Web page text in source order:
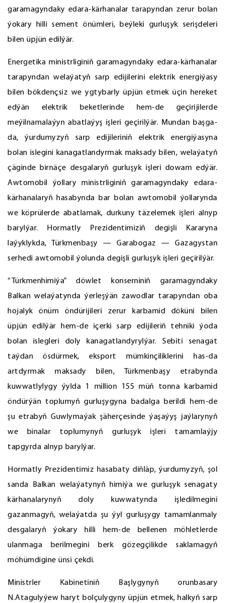
garamagyndaky edara-kärhanalar tarapyndan zerur bolan
ýokary hilli sement önümleri, beýleki gurluşyk serişdeleri
bilen üpjün edilýär.
Energetika ministrliginiň garamagyndaky edara-kärhanalar
tarapyndan welaýatyň sarp edijilerini elektrik energiýasy
bilen bökdençsiz we ygtybarly üpjün etmek üçin hereket
edýän elektrik beketlerinde hem-de geçirijilerde
meýilnamalaýyn abatlaýyş işleri geçirilýär. Mundan başga-
da, ýurdumyzyň sarp edijileriniň elektrik energiýasyna
bolan islegini kanagatlandyrmak maksady bilen, welaýatyň
çäginde birnäçe desgalaryň gurluşyk işleri dowam edýär.
Awtomobil ýollary ministrliginiň garamagyndaky edara-
kärhanalaryň hasabynda bar bolan awtomobil ýollarynda
we köprülerde abatlamak, durkuny täzelemek işleri alnyp
barylýar. Hormatly Prezidentimiziň degişli Kararyna
laýyklykda, Türkmenbaşy — Garabogaz — Gazagystan
serhedi awtomobil ýolunda degişli gurluşyk işleri geçirilýär.
“Türkmenhimiýa” döwlet konserniniň garamagyndaky
Balkan welaýatynda ýerleşýän zawodlar tarapyndan oba
hojalyk önüm öndürijileri zerur karbamid döküni bilen
üpjün edilýär hem-de içerki sarp edijileriň tehniki ýoda
bolan islegleri doly kanagatlandyrylýar. Sebiti senagat
taýdan ösdürmek, eksport mümkinçiliklerini has-da
artdyrmak maksady bilen, Türkmenbaşy etrabynda
kuwwatlylygy ýylda 1 million 155 müň tonna karbamid
öndürýän toplumyň gurluşygyna badalga berildi hem-de
şu etrabyň Guwlymaýak şäherçesinde ýaşaýyş jaýlarynyň
we binalar toplumynyň gurluşyk işleri tamamlaýjy
tapgyrda alnyp barylýar.
Hormatly Prezidentimiz hasabaty diňläp, ýurdumyzyň, şol
sanda Balkan welaýatynyň himiýa we gurluşyk senagaty
kärhanalarynyň doly kuwwatynda işledilmegini
gazanmagyň, welaýatda şu ýyl gurluşygy tamamlanmaly
desgalaryň ýokary hilli hem-de bellenen möhletlerde
ulanmaga berilmegini berk gözegçilikde saklamagyň
möhümdigine ünsi çekdi.
Ministrler Kabinetiniň Başlygynyň orunbasary
N.Atagulyýew haryt bolçulygyny üpjün etmek, halkyň sarp